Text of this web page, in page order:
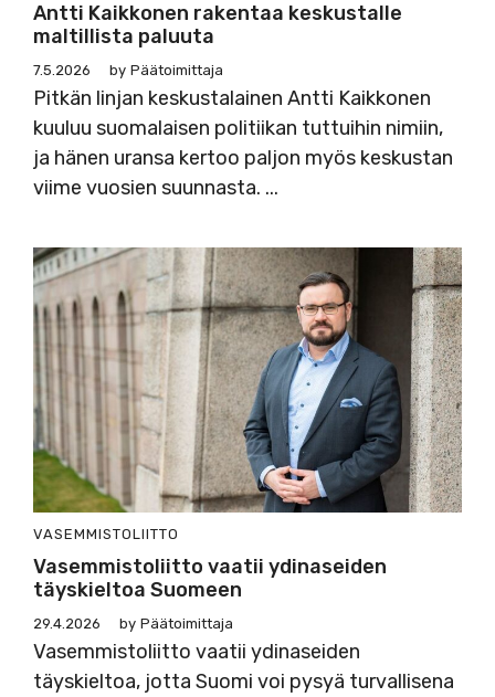
Antti Kaikkonen rakentaa keskustalle
maltillista paluuta
7.5.2026 by Päätoimittaja
Pitkän linjan keskustalainen Antti Kaikkonen
kuuluu suomalaisen politiikan tuttuihin nimiin,
ja hänen uransa kertoo paljon myös keskustan
viime vuosien suunnasta. ...
VASEMMISTOLIITTO
Vasemmistoliitto vaatii ydinaseiden
täyskieltoa Suomeen
29.4.2026 by Päätoimittaja
Vasemmistoliitto vaatii ydinaseiden
täyskieltoa, jotta Suomi voi pysyä turvallisena